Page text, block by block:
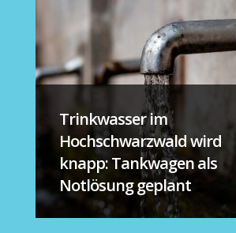
Trinkwasser im
Hochschwarzwald wird
knapp: Tankwagen als
Notlösung geplant